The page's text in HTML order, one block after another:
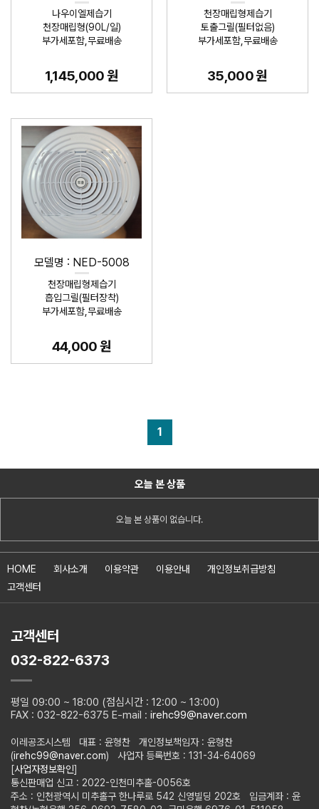
나우이엘제습기
천장매립형(90L/일)
부가세포함,무료배송
1,145,000 원
천장매립형제습기
토출그릴(필터없음)
부가세포함,무료배송
35,000 원
모델명 : NED-5008
천장매립형제습기
흡입그릴(필터장착)
부가세포함,무료배송
44,000 원
1
오늘 본 상품
오늘 본 상품이 없습니다.
HOME 회사소개 이용약관 이용안내
개인정보취급방침
고객센터
고객센터
032-822-6373
평일 09:00 ~ 18:00 (점심시간 : 12:00 ~ 13:00)
FAX : 032-822-6375 E-mail : irehc99@naver.com
이레공조시스템 대표 : 윤형찬 개인정보책임자 : 윤형찬
(irehc99@naver.com) 사업자 등록번호 : 131-34-64069
[사업자정보확인]
통신판매업 신고 : 2022-인천미추홀-0056호
주소 : 인천광역시 미추홀구 한나루로 542 신영빌딩 202호 입금계좌 : 윤